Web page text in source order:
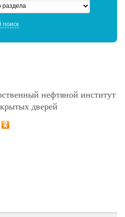
поиск
нефтяной институт
дверей